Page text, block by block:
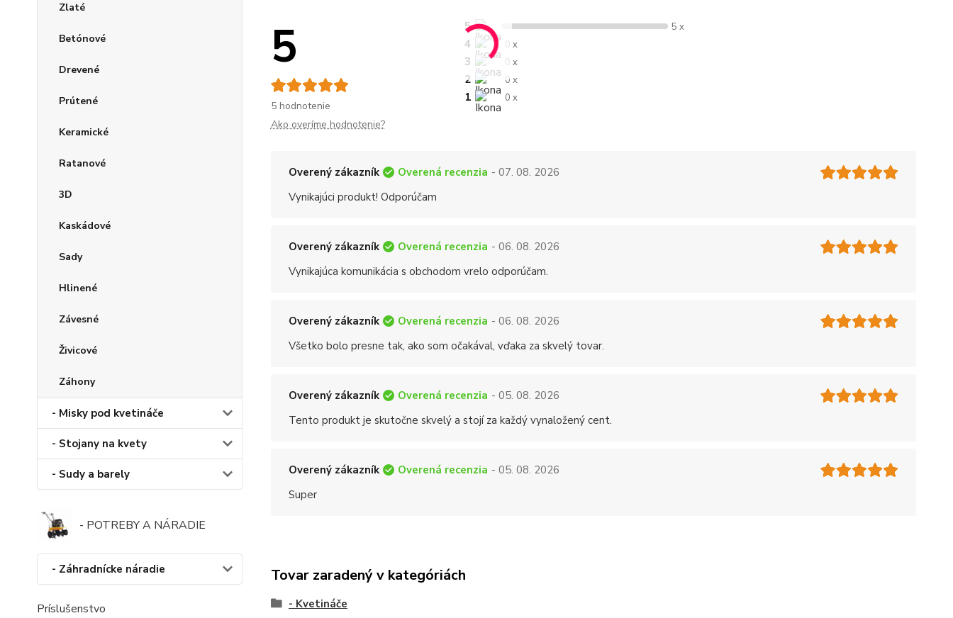
Zlaté
Betónové
Drevené
Prútené
Keramické
Ratanové
3D
Kaskádové
Sady
Hlinené
Závesné
Živicové
Záhony
- Misky pod kvetináče
- Stojany na kvety
- Sudy a barely
- POTREBY A NÁRADIE
- Záhradnícke náradie
Príslušenstvo
5
5 hodnotenie
5 5 x
4 0 x
3 0 x
2 0 x
1 0 x
Ako overíme hodnotenie?
Overený zákazník Overená recenzia - 07. 08. 2026
Vynikajúci produkt! Odporúčam
Overený zákazník Overená recenzia - 06. 08. 2026
Vynikajúca komunikácia s obchodom vrelo odporúčam.
Overený zákazník Overená recenzia - 06. 08. 2026
Všetko bolo presne tak, ako som očakával, vďaka za skvelý tovar.
Overený zákazník Overená recenzia - 05. 08. 2026
Tento produkt je skutočne skvelý a stojí za každý vynaložený cent.
Overený zákazník Overená recenzia - 05. 08. 2026
Super
Tovar zaradený v kategóriách
- Kvetináče